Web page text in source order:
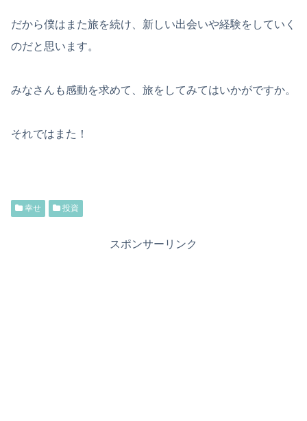
だから僕はまた旅を続け、新しい出会いや経験をしていく
のだと思います。
みなさんも感動を求めて、旅をしてみてはいかがですか。
それではまた！
幸せ 投資
スポンサーリンク